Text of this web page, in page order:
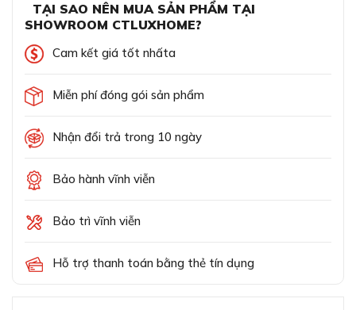
TẠI SAO NÊN MUA SẢN PHẨM TẠI
SHOWROOM CTLUXHOME?
Cam kết giá tốt nhấta
Miễn phí đóng gói sản phẩm
Nhận đổi trả trong 10 ngày
Bảo hành vĩnh viễn
Bảo trì vĩnh viễn
Hỗ trợ thanh toán bằng thẻ tín dụng